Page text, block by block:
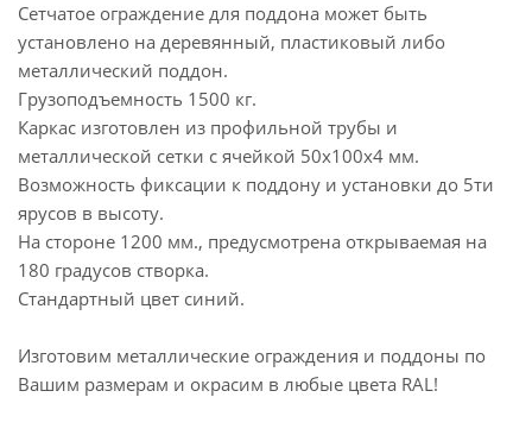
Сетчатое ограждение для поддона может быть
установлено на деревянный, пластиковый либо
металлический поддон.
Грузоподъемность 1500 кг.
Каркас изготовлен из профильной трубы и
металлической сетки с ячейкой 50x100x4 мм.
Возможность фиксации к поддону и установки до 5ти
ярусов в высоту.
На стороне 1200 мм., предусмотрена открываемая на
180 градусов створка.
Стандартный цвет синий.
Изготовим металлические ограждения и поддоны по
Вашим размерам и окрасим в любые цвета RAL!